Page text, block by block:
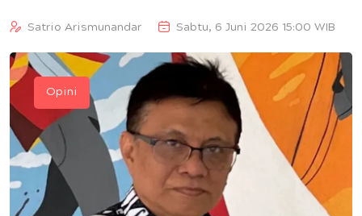
Satrio Arismunandar Sabtu, 6 Juni 2026 15:00 WIB
Opini